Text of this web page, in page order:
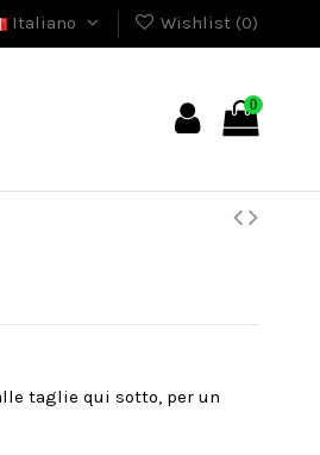
Italiano Wishlist (0)
0
taglie qui sotto, per un